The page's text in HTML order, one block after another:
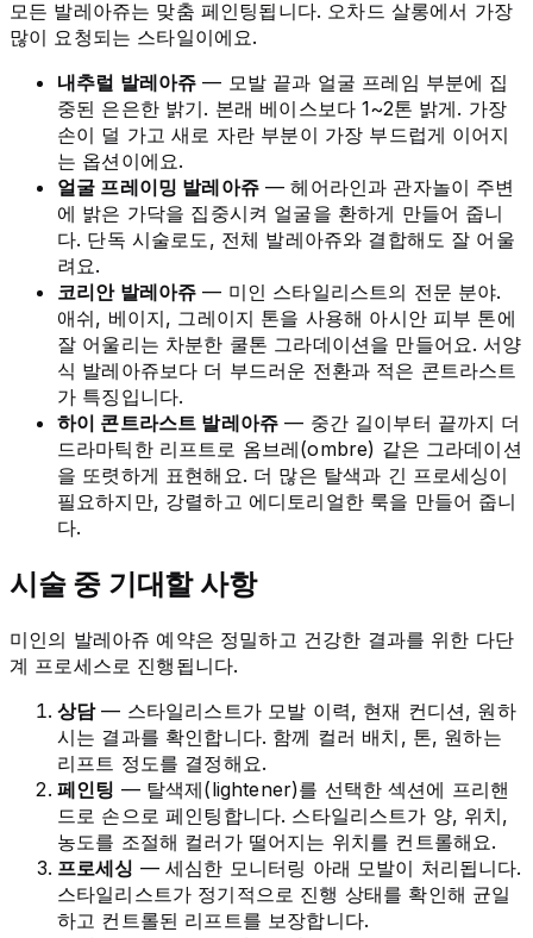
모든 발레아쥬는 맞춤 페인팅됩니다. 오차드 살롱에서 가장
많이 요청되는 스타일이에요.
내추럴 발레아쥬 — 모발 끝과 얼굴 프레임 부분에 집
중된 은은한 밝기. 본래 베이스보다 1~2톤 밝게. 가장
손이 덜 가고 새로 자란 부분이 가장 부드럽게 이어지
는 옵션이에요.
얼굴 프레이밍 발레아쥬— 헤어라인과 관자놀이 주변
에 밝은 가닥을 집중시켜 얼굴을 환하게 만들어 줍니
다. 단독 시술로도, 전체 발레아쥬와 결합해도 잘 어울
려요.
코리안 발레아쥬 — 미인 스타일리스트의 전문 분야.
애쉬, 베이지, 그레이지 톤을 사용해 아시안 피부 톤에
잘 어울리는 차분한 쿨톤 그라데이션을 만들어요. 서양
식 발레아쥬보다 더 부드러운 전환과 적은 콘트라스트
가 특징입니다.
하이 콘트라스트 발레아쥬 — 중간 길이부터 끝까지 더
드라마틱한 리프트로 옴브레(ombre) 같은 그라데이션
을 또렷하게 표현해요. 더 많은 탈색과 긴 프로세싱이
필요하지만, 강렬하고 에디토리얼한 룩을 만들어 줍니
다.
시술 중 기대할 사항
미인의 발레아쥬 예약은 정밀하고 건강한 결과를 위한 다단
계 프로세스로 진행됩니다.
상담— 스타일리스트가 모발 이력, 현재 컨디션, 원하
시는 결과를 확인합니다. 함께 컬러 배치, 톤, 원하는
리프트 정도를 결정해요.
페인팅 — 탈색제(lightener)를 선택한 섹션에 프리핸
드로 손으로 페인팅합니다. 스타일리스트가 양, 위치,
농도를 조절해 컬러가 떨어지는 위치를 컨트롤해요.
프로세싱 — 세심한 모니터링 아래 모발이 처리됩니다.
스타일리스트가 정기적으로 진행 상태를 확인해 균일
하고 컨트롤된 리프트를 보장합니다.